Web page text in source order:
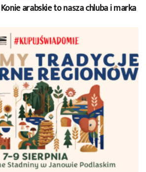
arabskie to nasza chluba i marka